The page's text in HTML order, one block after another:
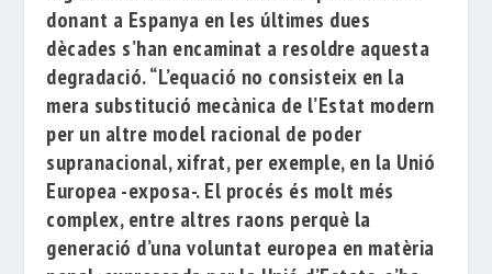
donant a Espanya en les últimes dues
dècades s’han encaminat a resoldre aquesta
degradació.“L’equació no consisteix en la
mera substitució mecànica de l’Estat modern
per un altre model racional de poder
supranacional, xifrat, per exemple, en la Unió
Europea -exposa-. El procés és molt més
complex, entre altres raons perquè la
generació d’una voluntat europea en matèria